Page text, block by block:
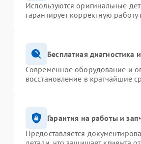
Используются оригинальные
гарантирует корректную
Бесплатная диагностика
Современное оборудование и
восстановление в кратчайшие
Гарантия на работы и
Предоставляется